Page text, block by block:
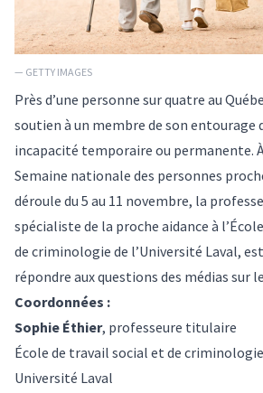
— GETTY IMAGES
Près d’une personne sur quatre au
soutien à un membre de son entourage
incapacité temporaire ou permanente.
Semaine nationale des personnes
déroule du 5 au 11 novembre, la
spécialiste de la proche aidance à
de criminologie de l’Université Laval,
répondre aux questions des médias sur
Coordonnées :
Sophie Éthier, professeure titulaire
École de travail social et de criminologie
Université Laval